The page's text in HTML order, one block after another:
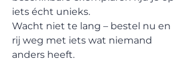
iets écht unieks.
Wacht niet te lang – bestel nu en
rij weg met iets wat niemand
anders heeft.